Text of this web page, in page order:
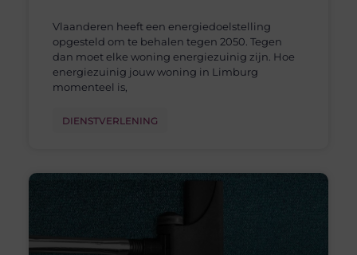
Vlaanderen heeft een energiedoelstelling
opgesteld om te behalen tegen 2050. Tegen
dan moet elke woning energiezuinig zijn. Hoe
energiezuinig jouw woning in Limburg
momenteel is,
DIENSTVERLENING